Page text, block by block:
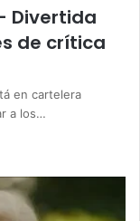
Divertida
de crítica
en cartelera
a los…